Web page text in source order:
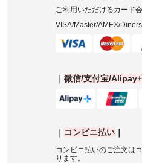
ご利用いただけるカード
VISA/Master/AMEX/
微信/支付宝/
コンビニ払い
コンビニ払いのご注文は
ります。